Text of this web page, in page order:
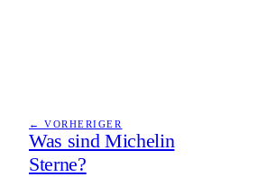
← VORHERIGER
Was sind Michelin
Sterne?